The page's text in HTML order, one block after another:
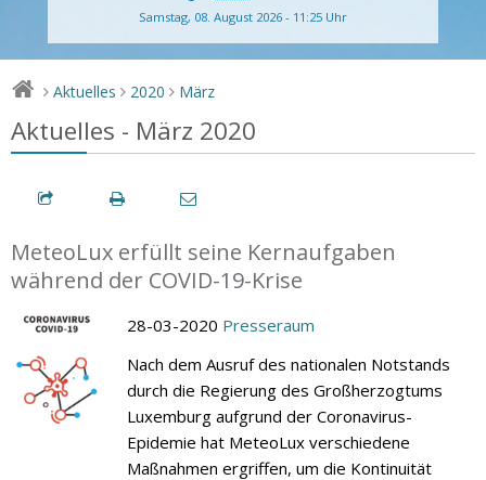
Samstag, 08. August 2026 - 11:25 Uhr
> Aktuelles > 2020 > März
Aktuelles - März 2020
MeteoLux erfüllt seine Kernaufgaben
während der COVID-19-Krise
28-03-2020 Presseraum
Nach dem Ausruf des nationalen Notstands
durch die Regierung des Großherzogtums
Luxemburg aufgrund der Coronavirus-
Epidemie hat MeteoLux verschiedene
Maßnahmen ergriffen, um die Kontinuität